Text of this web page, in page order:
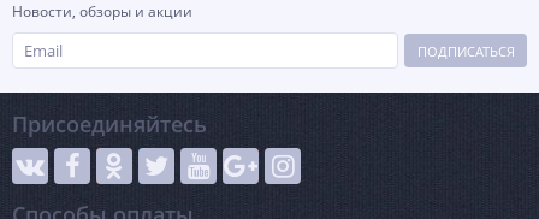
Новости, обзоры и акции
ПОДПИСАТЬСЯ
Присоединяйтесь